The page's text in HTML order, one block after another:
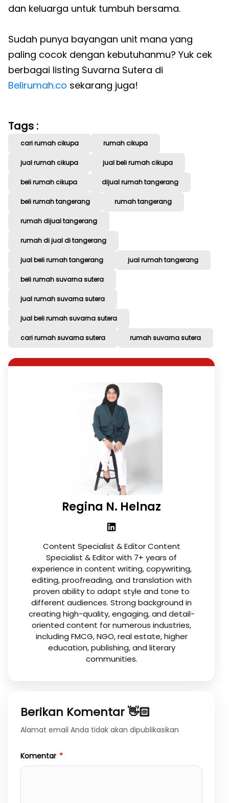
dan keluarga untuk tumbuh bersama.
Sudah punya bayangan unit mana yang
paling cocok dengan kebutuhanmu? Yuk cek
berbagai listing Suvarna Sutera di
Belirumah.co sekarang juga!
Tags :
cari rumah cikupa rumah cikupa
jual rumah cikupa jual beli rumah cikupa
beli rumah cikupa dijual rumah tangerang
beli rumah tangerang rumah tangerang
rumah dijual tangerang
rumah di jual di tangerang
jual beli rumah tangerang jual rumah tangerang
beli rumah suvarna sutera
jual rumah suvarna sutera
jual beli rumah suvarna sutera
cari rumah suvarna sutera rumah suvarna sutera
Regina N. Helnaz
Content Specialist & Editor Content
Specialist & Editor with 7+ years of
experience in content writing, copywriting,
editing, proofreading, and translation with
proven ability to adapt style and tone to
different audiences. Strong background in
creating high-quality, engaging, and detail-
oriented content for numerous industries,
including FMCG, NGO, real estate, higher
education, publishing, and literary
communities.
Berikan Komentar 👋🏻
Alamat email Anda tidak akan dipublikasikan
Komentar *